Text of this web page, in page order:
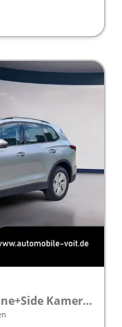
1.5 eTSI 110 kW Trend AHK Lane+Side Kamera VZE